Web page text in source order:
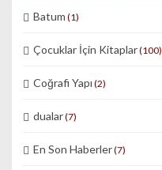
Batum (1)
Çocuklar İçin Kitaplar(100)
Coğrafi Yapı (2)
dualar(7)
En Son Haberler(7)